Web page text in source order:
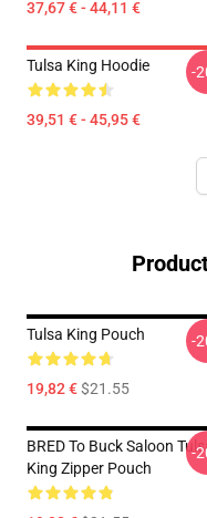
37,67 € - 44,11 €
Tulsa King Hoodie
39,51 € - 45,95 €
-
Tulsa King Pouch
19,82 €$21.55
-
BRED To Buck Saloon
King Zipper Pouch
-